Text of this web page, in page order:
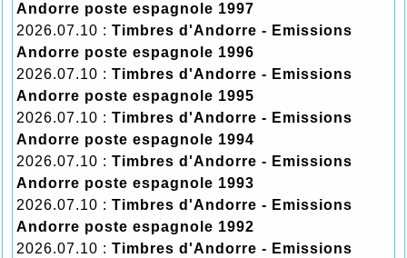
Andorre poste espagnole 1997
2026.07.10 : Timbres d'Andorre - Emissions
Andorre poste espagnole 1996
2026.07.10 : Timbres d'Andorre - Emissions
Andorre poste espagnole 1995
2026.07.10 : Timbres d'Andorre - Emissions
Andorre poste espagnole 1994
2026.07.10 : Timbres d'Andorre - Emissions
Andorre poste espagnole 1993
2026.07.10 : Timbres d'Andorre - Emissions
Andorre poste espagnole 1992
2026.07.10 : Timbres d'Andorre - Emissions